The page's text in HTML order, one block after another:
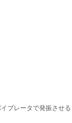
ブレータで発振させる